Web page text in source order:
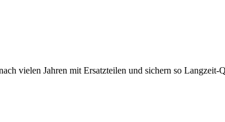
vielen Jahren mit Ersatzteilen und sichern so Langzeit-